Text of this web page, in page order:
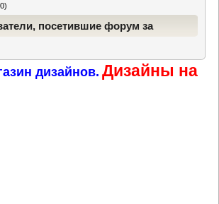
посетившие форум за
дизайнов. Дизайны на